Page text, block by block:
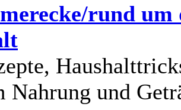
rund um
Nahrung und